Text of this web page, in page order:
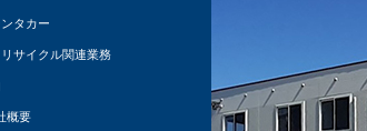
タカー
サイクル関連業務
概要